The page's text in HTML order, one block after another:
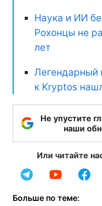
Наука и ИИ
Рохонцы не
лет
Легендарный
к Kryptos
Не упустите
наши
Или читайте
Больше по теме: